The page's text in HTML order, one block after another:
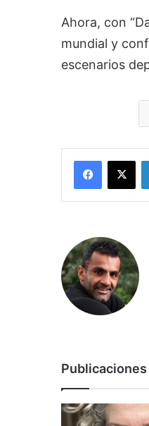
Ahora, con
mundial y
escenarios
Facebook
X